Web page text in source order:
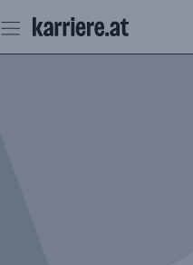
Seiteninhalt
springen